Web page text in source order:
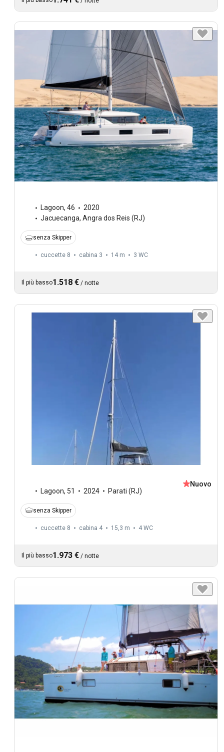
Lagoon, 46
2020
Jacuecanga, Angra dos Reis (RJ)
senza Skipper
cuccette 8 cabina 3 14 m 3 WC
Il più basso1.518 € / notte
Lagoon, 51 2024 Parati (RJ)
Nuovo
senza Skipper
cuccette 8 cabina 4 15,3 m 4 WC
Il più basso1.973 € / notte